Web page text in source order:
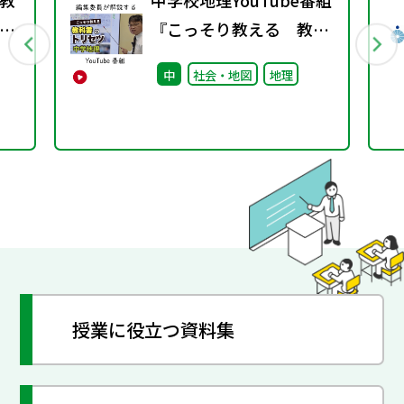
『こっそり教える 教科
書のトリセツ』好評配信
中！
中 社会・地図 地理
授業に役立つ資料集